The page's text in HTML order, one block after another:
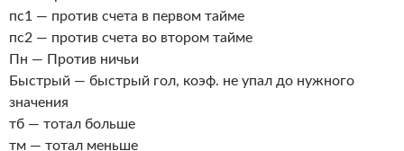
пс1 — против счета в первом тайме
пс2 — против счета во втором тайме
Пн — Против ничьи
Быстрый — быстрый гол, коэф. не упал до нужного
значения
тб — тотал больше
тм — тотал меньше